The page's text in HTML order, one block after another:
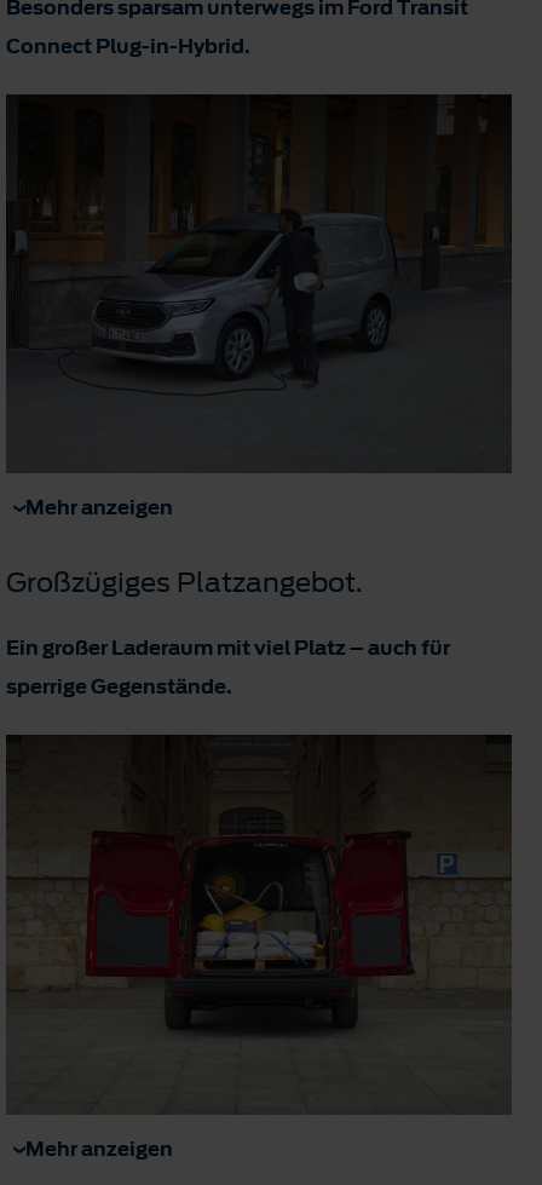
Besonders sparsam unterwegs im Ford Transit
Connect Plug-in-Hybrid.
Mehr anzeigen
Großzügiges Platzangebot.
Ein großer Laderaum mit viel Platz – auch für
sperrige Gegenstände.
Mehr anzeigen